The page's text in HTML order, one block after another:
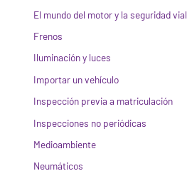
El mundo del motor y la seguridad vial
Frenos
Iluminación y luces
Importar un vehículo
Inspección previa a matriculación
Inspecciones no periódicas
Medioambiente
Neumáticos